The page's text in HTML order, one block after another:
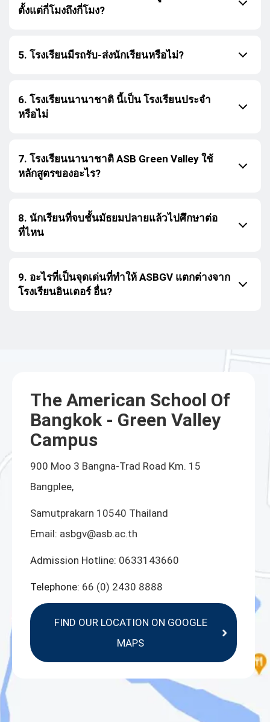
ตั้งแต่กี่โมงถึงกี่โมง?
5. โรงเรียนมีรถรับ-ส่งนักเรียนหรือไม่?
6. โรงเรียนนานาชาติ นี้เป็น โรงเรียนประจำ
หรือไม่
7. โรงเรียนนานาชาติ ASB Green Valley ใช้
หลักสูตรของอะไร?
8. นักเรียนที่จบชั้นมัธยมปลายแล้วไปศึกษาต่อ
ที่ไหน
9. อะไรที่เป็นจุดเด่นที่ทำให้ ASBGV แตกต่างจาก
โรงเรียนอินเตอร์ อื่น?
The American School Of
Bangkok - Green Valley
Campus
900 Moo 3 Bangna-Trad Road Km. 15
Bangplee,
Samutprakarn 10540 Thailand
Email: asbgv@asb.ac.th
Admission Hotline: 0633143660
Telephone: 66 (0) 2430 8888
FIND OUR LOCATION ON GOOGLE
MAPS